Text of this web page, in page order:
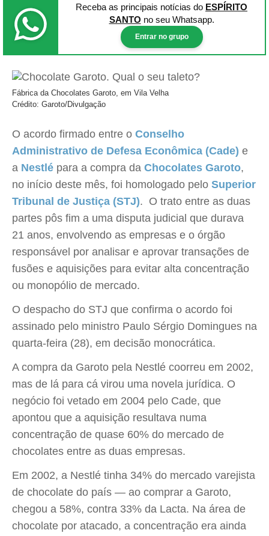
Receba as principais notícias do ESPÍRITO
SANTO no seu Whatsapp.
Entrar no grupo
Fábrica da Chocolates Garoto, em Vila Velha
Crédito: Garoto/Divulgação
O acordo firmado entre o Conselho
Administrativo de Defesa Econômica (Cade) e
a Nestlé para a compra da Chocolates Garoto,
no início deste mês, foi homologado pelo Superior
Tribunal de Justiça (STJ). O trato entre as duas
partes pôs fim a uma disputa judicial que durava
21 anos, envolvendo as empresas e o órgão
responsável por analisar e aprovar transações de
fusões e aquisições para evitar alta concentração
ou monopólio de mercado.
O despacho do STJ que confirma o acordo foi
assinado pelo ministro Paulo Sérgio Domingues na
quarta-feira (28), em decisão monocrática.
A compra da Garoto pela Nestlé coorreu em 2002,
mas de lá para cá virou uma novela jurídica. O
negócio foi vetado em 2004 pelo Cade, que
apontou que a aquisição resultava numa
concentração de quase 60% do mercado de
chocolates entre as duas empresas.
Em 2002, a Nestlé tinha 34% do mercado varejista
de chocolate do país — ao comprar a Garoto,
chegou a 58%, contra 33% da Lacta. Na área de
chocolate por atacado, a concentração era ainda